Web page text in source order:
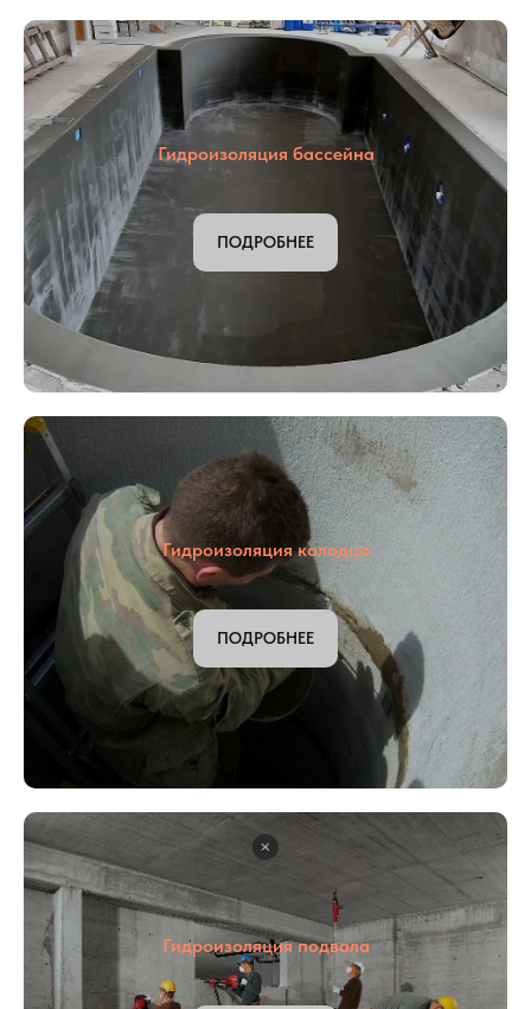
Гидроизоляция бассейна
ПОДРОБНЕЕ
Гидроизоляция колодца
ПОДРОБНЕЕ
Гидроизоляция подвала